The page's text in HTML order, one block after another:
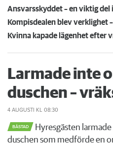
Ansvarsskyddet – en viktig
Larmade inte
duschen –
4 AUGUSTI KL 08:30
BÅSTAD
Hyresgästen
duschen som medförde en